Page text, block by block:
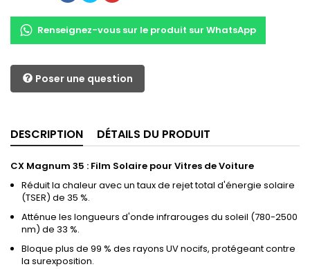
Renseignez-vous sur le produit sur WhatsApp
Poser une question
DESCRIPTION DÉTAILS DU PRODUIT
CX Magnum 35 : Film Solaire pour Vitres de Voiture
Réduit la chaleur avec un taux de rejet total d'énergie solaire
(TSER) de 35 %.
Atténue les longueurs d'onde infrarouges du soleil (780-2500
nm) de 33 %.
Bloque plus de 99 % des rayons UV nocifs, protégeant contre
la surexposition.